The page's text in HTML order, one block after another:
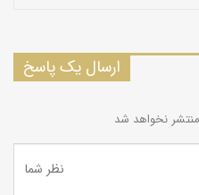
ارسال یک پاسخ